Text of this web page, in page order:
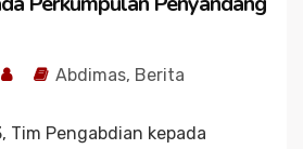
Abdimas, Berita
Tim Pengabdian kepada